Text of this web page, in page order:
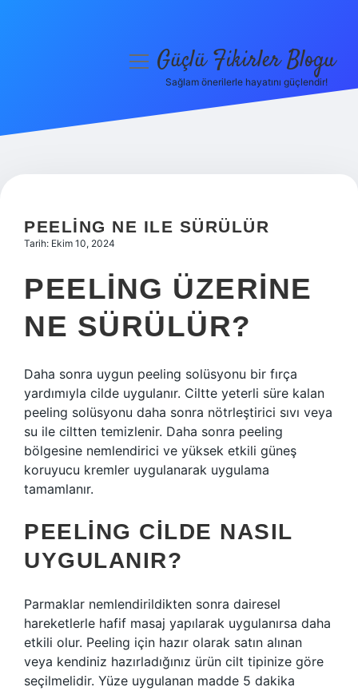
Hakkımızda
menüyüGüçlü Fikirler Blogu
Sağlam önerilerle hayatını güçlendir!
PEELING NE ILE SÜRÜLÜR
Tarih: Ekim 10, 2024
PEELING ÜZERINE
NE SÜRÜLÜR?
Daha sonra uygun peeling solüsyonu bir fırça
yardımıyla cilde uygulanır. Ciltte yeterli süre kalan
peeling solüsyonu daha sonra nötrleştirici sıvı veya
su ile ciltten temizlenir. Daha sonra peeling
bölgesine nemlendirici ve yüksek etkili güneş
koruyucu kremler uygulanarak uygulama
tamamlanır.
PEELING CILDE NASIL
UYGULANIR?
Parmaklar nemlendirildikten sonra dairesel
hareketlerle hafif masaj yapılarak uygulanırsa daha
etkili olur. Peeling için hazır olarak satın alınan
veya kendiniz hazırladığınız ürün cilt tipinize göre
seçilmelidir. Yüze uygulanan madde 5 dakika